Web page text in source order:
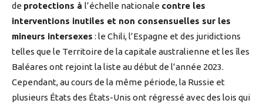
de protections à l’échelle nationale contre les
interventions inutiles et non consensuelles sur les
mineurs intersexes : le Chili, l’Espagne et des juridictions
telles que le Territoire de la capitale australienne et les îles
Baléares ont rejoint la liste au début de l’année 2023.
Cependant, au cours de la même période, la Russie et
plusieurs États des États-Unis ont régressé avec des lois qui